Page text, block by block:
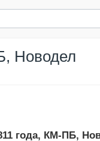
Новодел
года, КМ-ПБ,